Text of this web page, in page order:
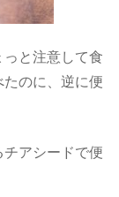
と注意して食
のに、逆に便
アシードで便